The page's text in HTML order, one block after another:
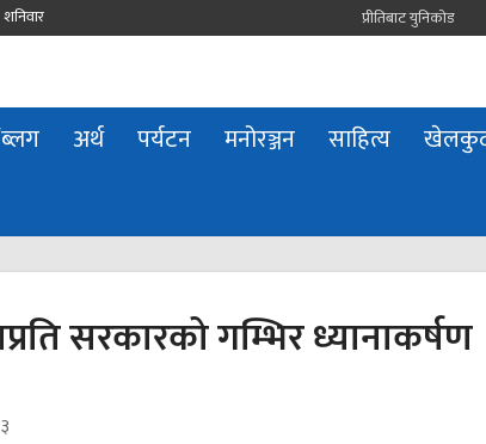
प्रीतिबाट युनिकोड
अर्थ पर्यटन मनोरञ्जन साहित्य
सरकारको गम्भिर ध्यानाकर्षण